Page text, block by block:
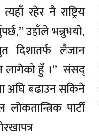
रहेर नै राष्ट्रिय
उहाँले भन्नुभयो,
दिशातर्फ लैजान
लागेको हुँ ।” संसद्
अघि बढाउन सकिने
पार्टी